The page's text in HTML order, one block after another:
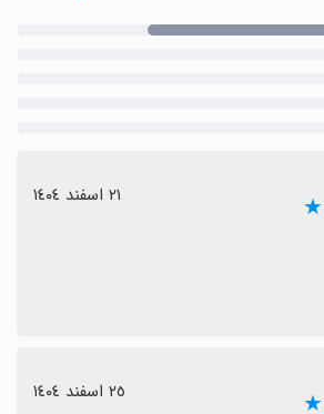
٢١ اسفند ١٤٠٤
٢٥ اسفند ١٤٠٤